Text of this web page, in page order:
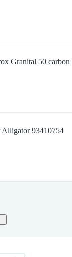
Granital 50 carbon
Alligator 93410754